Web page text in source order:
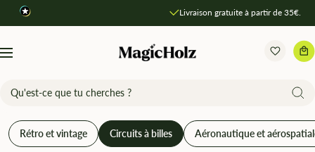
Livraison gratuite à partir de 35€.
Navigation MagicHolz
Rétro et vintage Circuits à billes Aéronautique et
Comparer les produits